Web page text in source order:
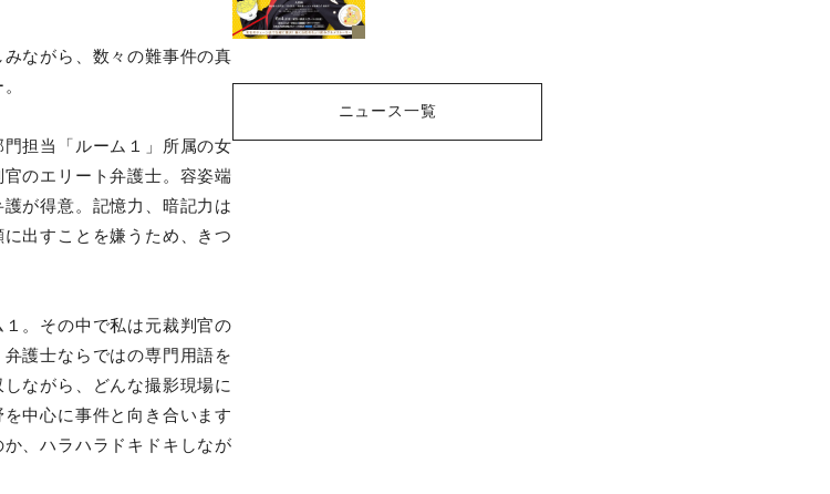
ながら、数々の難事件の真
担当「ルーム１」所属の女
のエリート弁護士。容姿端
が得意。記憶力、暗記力は
出すことを嫌うため、きつ
。その中で私は元裁判官の
護士ならではの専門用語を
ながら、どんな撮影現場に
中心に事件と向き合います
、ハラハラドキドキしなが
ニュース一覧